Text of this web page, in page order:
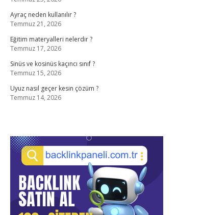
Ayraç neden kullanılır ?
Temmuz 21, 2026
Eğitim materyalleri nelerdir ?
Temmuz 17, 2026
Sinüs ve kosinüs kaçıncı sınıf ?
Temmuz 15, 2026
Uyuz nasıl geçer kesin çözüm ?
Temmuz 14, 2026